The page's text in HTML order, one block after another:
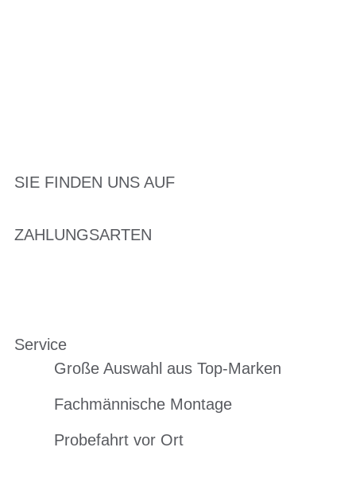
SIE FINDEN UNS AUF
ZAHLUNGSARTEN
Service
Große Auswahl aus Top-Marken
Fachmännische Montage
Probefahrt vor Ort